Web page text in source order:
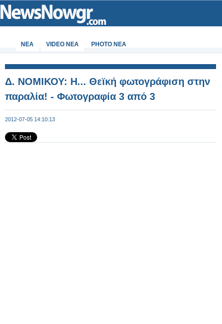
ΝΕΑ VIDEO NEA PHOTO NEA
Δ. ΝΟΜΙΚΟΥ: Η... Θεϊκή φωτογράφιση στην
παραλία! - Φωτογραφία 3 από 3
2012-07-05 14:10:13